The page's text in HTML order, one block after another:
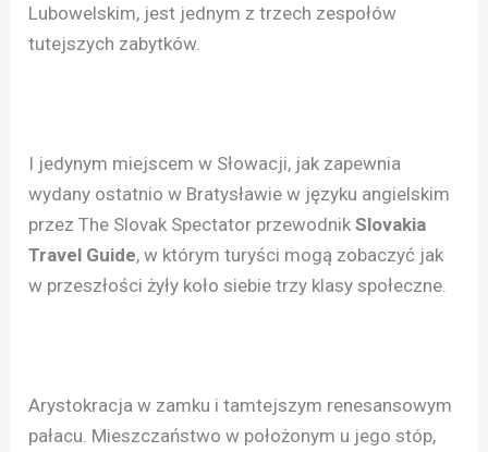
Lubowelskim, jest jednym z trzech zespołów
tutejszych zabytków.
I jedynym miejscem w Słowacji, jak zapewnia
wydany ostatnio w Bratysławie w języku angielskim
przez The Slovak Spectator przewodnikSlovakia
Travel Guide, w którym turyści mogą zobaczyć jak
w przeszłości żyły koło siebie trzy klasy społeczne.
Arystokracja w zamku i tamtejszym renesansowym
pałacu. Mieszczaństwo w położonym u jego stóp,